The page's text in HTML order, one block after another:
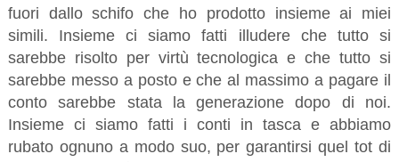
fuori dallo schifo che ho prodotto insieme ai miei
simili. Insieme ci siamo fatti illudere che tutto si
sarebbe risolto per virtù tecnologica e che tutto si
sarebbe messo a posto e che al massimo a pagare il
conto sarebbe stata la generazione dopo di noi.
Insieme ci siamo fatti i conti in tasca e abbiamo
rubato ognuno a modo suo, per garantirsi quel tot di